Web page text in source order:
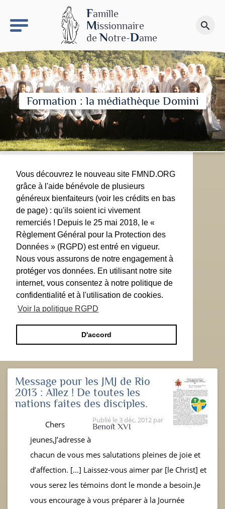
Famille
Missionnaire
de Notre-Dame
search
Faire un don
Formation : la médiathèque Domini
Vous découvrez le nouveau site FMND.ORG
grâce à l'aide bénévole de plusieurs
généreux bienfaiteurs (voir les crédits en bas
de page) : qu'ils soient ici vivement
remerciés ! Depuis le 25 mai 2018, le «
Règlement Général pour la Protection des
Données » (RGPD) est entré en vigueur.
Nous vous assurons de notre engagement à
protéger vos données. En utilisant notre site
internet, vous consentez à notre politique de
confidentialité et à l'utilisation de cookies.
Voir la politique RGPD
D'accord
Message pour les JMJ de Rio
2013 : Allez ! De toutes les
nations faites des disciples.
Publié le 3 déc. 2012 par
Benoît XVI
Chers
jeunes,J’adresse à
chacun de vous mes salutations pleines de joie et
d’affection. [...] Laissez-vous aimer par [le Christ] et
vous serez les témoins dont le monde a besoin.Je
vous encourage à vous préparer à la Journée